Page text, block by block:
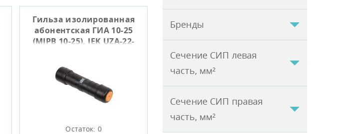
Бренды
Сечение СИП левая
часть, мм²
Сечение СИП правая
часть, мм²
Гильза изолированная
абонентская ГИА 10-25
(MJPB 10-25), IEK UZA-22-
Остаток: 0